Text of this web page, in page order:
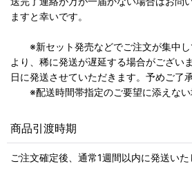
ますと幸いです。
※新セット発売などでご注文が集中し
より、稀に発送が遅延する場合がござい
日に発送させていただきます。予めご了
※配送時間帯指定のご要望に添えない
商品引渡時期
ご注文確定後、通常1週間以内に発送いた